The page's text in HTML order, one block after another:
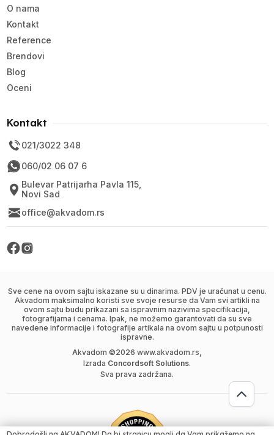
O nama
Kontakt
Reference
Brendovi
Blog
Oceni
Kontakt
021/3022 348
060/02 06 07 6
Bulevar Patrijarha Pavla 115,
Novi Sad
office@akvadom.rs
Sve cene na ovom sajtu iskazane su u dinarima. PDV je uračunat u cenu.
Akvadom maksimalno koristi sve svoje resurse da Vam svi artikli na
ovom sajtu budu prikazani sa ispravnim nazivima specifikacija,
fotografijama i cenama. Ipak, ne možemo garantovati da su sve
navedene informacije i fotografije artikala na ovom sajtu u potpunosti
ispravne.
Akvadom ©2026 www.akvadom.rs,
Izrada Concordsoft Solutions.
Sva prava zadržana.